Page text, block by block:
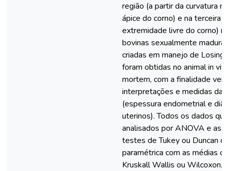
região (a partir da curvatura
ápice do corno) e na terceira
extremidade livre do corno)
bovinas sexualmente
criadas em manejo de
foram obtidas no animal in
mortem, com a finalidade
interpretações e medidas da
(espessura endometrial e
uterinos). Todos os dados
analisados por ANOVA e as
testes de Tukey ou Duncan
paramétrica com as médias
Kruskall Wallis ou Wilcoxon.